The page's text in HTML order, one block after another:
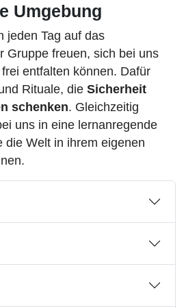
Umgebung
jeden Tag auf das
Gruppe freuen, sich bei uns
entfalten können. Dafür
Rituale, die Sicherheit
schenken. Gleichzeitig
uns in eine lernanregende
die Welt in ihrem eigenen